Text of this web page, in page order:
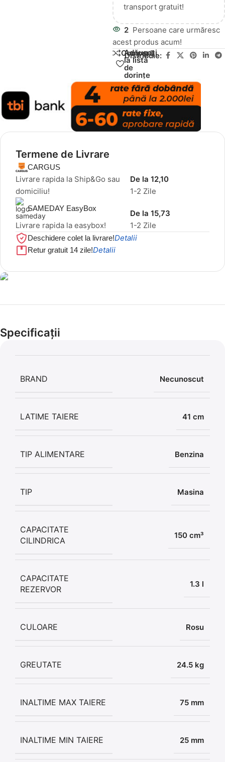
transport gratuit!
2 Persoane care urmăresc
acest produs acum!
Compară
Adăugați
la lista
de
dorințe
Distribuie:
Termene de Livrare
CARGUS
Livrare rapida la Ship&Go sau
domiciliu!
1-2 Zile
De la 12,10
SAMEDAY EasyBox
Livrare rapida la easybox! 1-2 Zile
De la 15,73
Deschidere colet la livrare!Detalii
Retur gratuit 14 zile!Detalii
Cel mai mic preț!
56,86 LEI
Specificații
BRAND Necunoscut
LATIME TAIERE 41 cm
TIP ALIMENTARE Benzina
TIP Masina
CAPACITATE
CILINDRICA
150 cm³
CAPACITATE
REZERVOR
1.3 l
CULOARE Rosu
GREUTATE 24.5 kg
INALTIME MAX TAIERE 75 mm
INALTIME MIN TAIERE 25 mm